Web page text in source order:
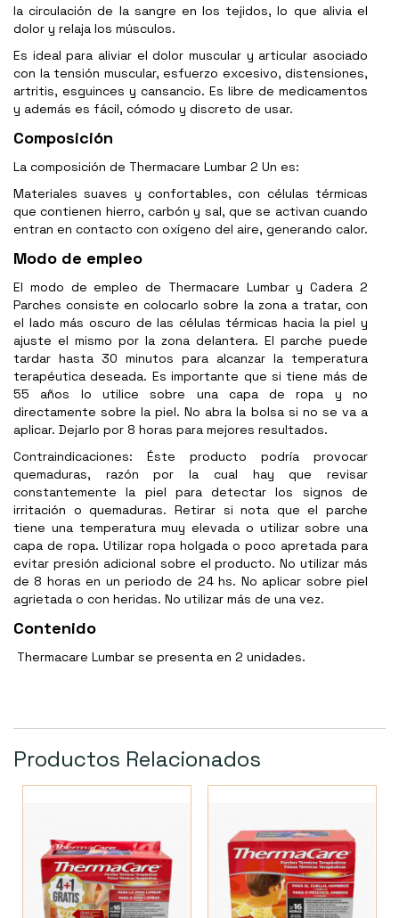
la circulación de la sangre en los tejidos, lo que alivia el
dolor y relaja los músculos.
Es ideal para aliviar el dolor muscular y articular asociado
con la tensión muscular, esfuerzo excesivo, distensiones,
artritis, esguinces y cansancio. Es libre de medicamentos
y además es fácil, cómodo y discreto de usar.
Composición
La composición de Thermacare Lumbar 2 Un es:
Materiales suaves y confortables, con células térmicas
que contienen hierro, carbón y sal, que se activan cuando
entran en contacto con oxígeno del aire, generando calor.
Modo de empleo
El modo de empleo de Thermacare Lumbar y Cadera 2
Parches consiste en colocarlo sobre la zona a tratar, con
el lado más oscuro de las células térmicas hacia la piel y
ajuste el mismo por la zona delantera. El parche puede
tardar hasta 30 minutos para alcanzar la temperatura
terapéutica deseada. Es importante que si tiene más de
55 años lo utilice sobre una capa de ropa y no
directamente sobre la piel. No abra la bolsa si no se va a
aplicar. Dejarlo por 8 horas para mejores resultados.
Contraindicaciones: Éste producto podría provocar
quemaduras, razón por la cual hay que revisar
constantemente la piel para detectar los signos de
irritación o quemaduras. Retirar si nota que el parche
tiene una temperatura muy elevada o utilizar sobre una
capa de ropa. Utilizar ropa holgada o poco apretada para
evitar presión adicional sobre el producto. No utilizar más
de 8 horas en un periodo de 24 hs. No aplicar sobre piel
agrietada o con heridas. No utilizar más de una vez.
Contenido
Thermacare Lumbar se presenta en 2 unidades.
Productos Relacionados